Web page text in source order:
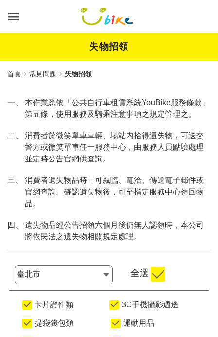
要
失物招領
首頁 常見問題 失物招領
一、 本作業悉依「公共自行車租賃系統YouBike服務條款」
第五條，使用服務及騎乘注意事項之規定管理之。
二、 消費者於微笑單車車輛、場站內拾得遺失物，可送交
警方或微笑單車任一服務中心，由服務人員點驗處理
並定時公告官網供查詢。
三、 消費者遺失物品時，可親臨、電洽、傳送電子郵件或
官網查詢。確認遺失物後，可至指定服務中心領回物
品。
四、 遺失物品經公告招領六個月後仍無人認領時，本公司
將依民法之遺失物相關規定處理。
選擇縣市
全選
卡片證件類 3C手機攝影週邊
提袋錢包類 運動用品